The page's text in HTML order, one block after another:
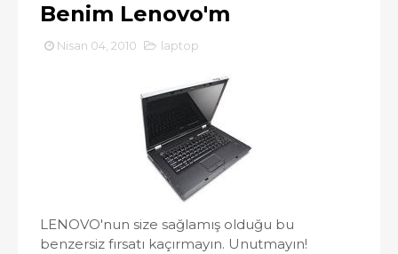
Benim Lenovo'm
Nisan 04, 2010 laptop
LENOVO'nun size sağlamış olduğu bu
benzersiz fırsatı kaçırmayın. Unutmayın!